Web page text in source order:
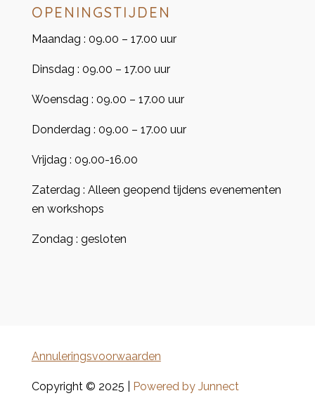
OPENINGSTIJDEN
Maandag : 09.00 – 17.00 uur
Dinsdag : 09.00 – 17.00 uur
Woensdag : 09.00 – 17.00 uur
Donderdag : 09.00 – 17.00 uur
Vrijdag : 09.00-16.00
Zaterdag : Alleen geopend tijdens evenementen
en workshops
Zondag : gesloten
Annuleringsvoorwaarden
Copyright © 2025 | Powered by Junnect